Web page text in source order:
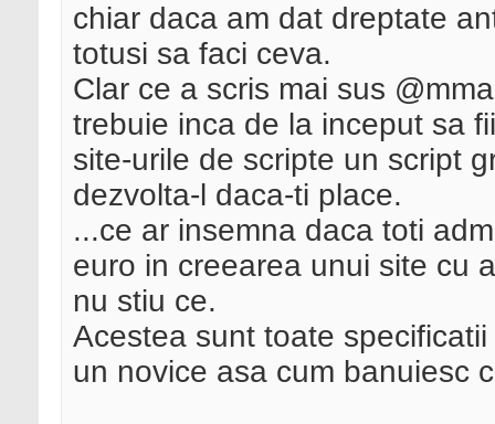
chiar daca am dat dreptate
totusi sa faci ceva.
Clar ce a scris mai sus
trebuie inca de la inceput sa
site-urile de scripte un script
dezvolta-l daca-ti place.
...ce ar insemna daca toti
euro in creearea unui site cu
nu stiu ce.
Acestea sunt toate
un novice asa cum banuiesc